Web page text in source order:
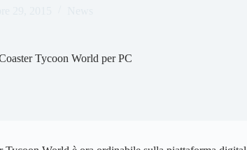
Tycoon World per PC